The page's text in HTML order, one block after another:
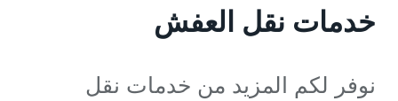
خدمات نقل العفش
نوفر لكم المزيد من خدمات نقل